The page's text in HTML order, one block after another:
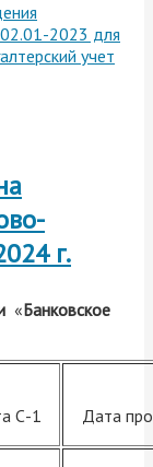
2023 для
учет
г.
«Банковское
С-1 Дата